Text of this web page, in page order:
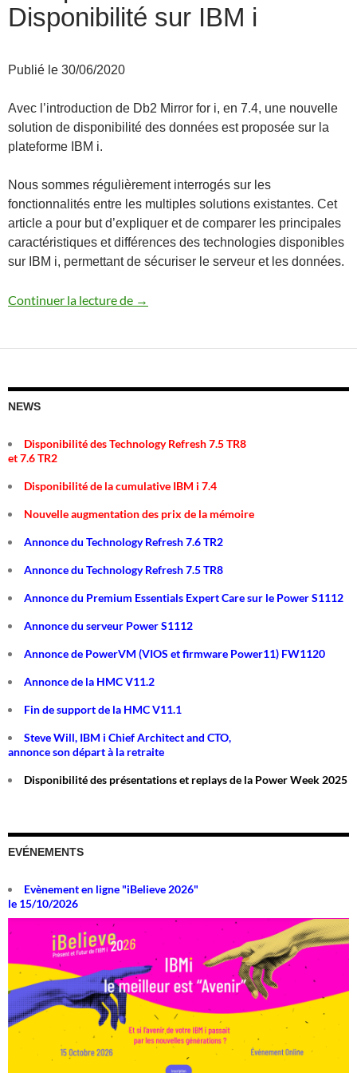
Disponibilité sur IBM i
Publié le 30/06/2020
Avec l’introduction de Db2 Mirror for i, en 7.4, une nouvelle
solution de disponibilité des données est proposée sur la
plateforme IBM i.
Nous sommes régulièrement interrogés sur les
fonctionnalités entre les multiples solutions existantes. Cet
article a pour but d’expliquer et de comparer les principales
caractéristiques et différences des technologies disponibles
sur IBM i, permettant de sécuriser le serveur et les données.
Continuer la lecture de Comparatif des solutions de
→
NEWS
Disponibilité des Technology Refresh 7.5 TR8
et 7.6 TR2
Disponibilité de la cumulative IBM i 7.4
Nouvelle augmentation des prix de la mémoire
Annonce du Technology Refresh 7.6 TR2
Annonce du Technology Refresh 7.5 TR8
Annonce du Premium Essentials Expert Care sur le Power S1112
Annonce du serveur Power S1112
Annonce de PowerVM (VIOS et firmware Power11) FW1120
Annonce de la HMC V11.2
Fin de support de la HMC V11.1
Steve Will, IBM i Chief Architect and CTO,
annonce son départ à la retraite
Disponibilité des présentations et replays de la Power Week 2025
EVÉNEMENTS
Evènement en ligne "iBelieve 2026"
le 15/10/2026